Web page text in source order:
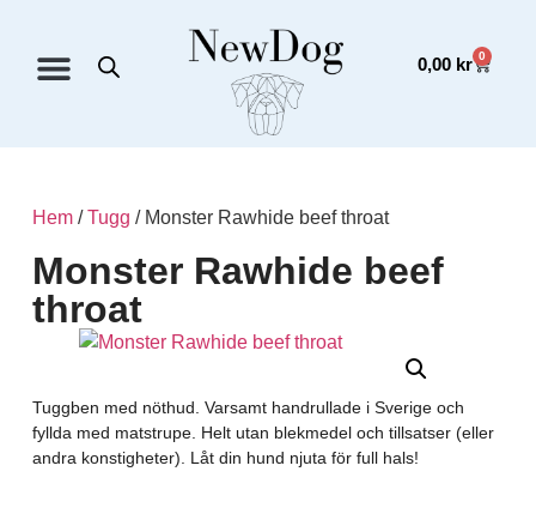
0,00 kr 0
Hem/Tugg / Monster Rawhide beef throat
Monster Rawhide beef
throat
Tuggben med nöthud. Varsamt handrullade i Sverige och
fyllda med matstrupe. Helt utan blekmedel och tillsatser (eller
andra konstigheter). Låt din hund njuta för full hals!